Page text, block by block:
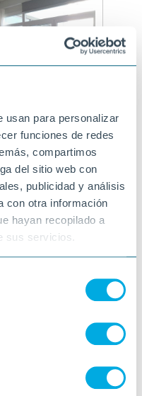
usan para personalizar
funciones de redes
compartimos
del sitio web con
publicidad y análisis
con otra información
hayan recopilado a
sus servicios.